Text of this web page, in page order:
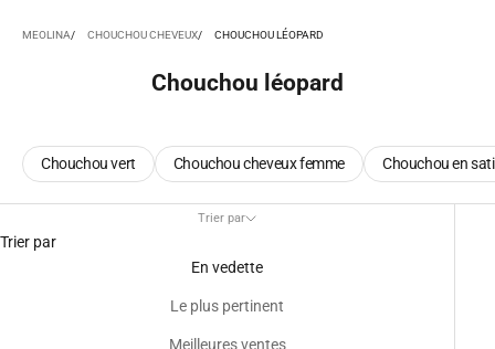
MEOLINA CHOUCHOU CHEVEUX CHOUCHOU LÉOPARD
Chouchou léopard
Chouchou vert Chouchou cheveux femme Chouchou en
Trier par
Trier par
En vedette
Le plus pertinent
Meilleures ventes